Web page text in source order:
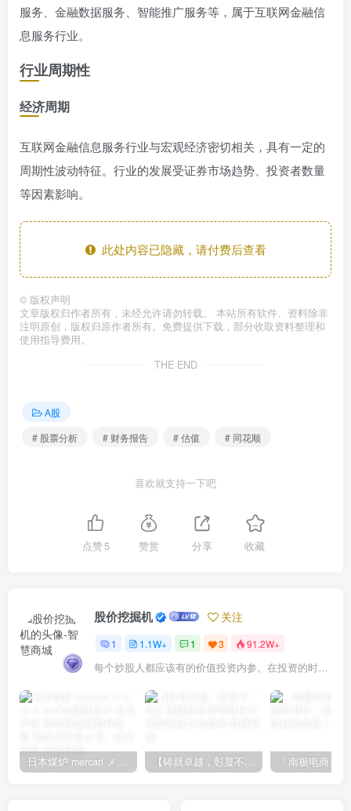
服务、金融数据服务、智能推广服务等，属于互联网金融信
息服务行业。
行业周期性
经济周期
互联网金融信息服务行业与宏观经济密切相关，具有一定的
周期性波动特征。行业的发展受证券市场趋势、投资者数量
等因素影响。
此处内容已隐藏，请付费后查看
© 版权声明
文章版权归作者所有，未经允许请勿转载。 本站所有软件、资料除非
注明原创，版权归原作者所有。免费提供下载，部分收取资料整理和
使用指导费用。
THE END
A股
# 股票分析
# 财务报告 # 估值 # 同花顺
喜欢就支持一下吧
点赞5 赞赏 分享 收藏
股价挖掘机 关注
1 1.1W+ 1 3 91.2W+
每个炒股人都应该有的价值投资内参。在投资的时候，我们把自己看成是企业分析师——而不是市场分析师，也不是宏观经济分析师，更不是证券分析师。
日本煤炉 mercari メルカリ cookie提取技术 安卓 苹果 雷电模拟器都可提取,指纹浏览器上号。技术支持 【铸就卓越，彰显不凡】顶级财富管理机构专属官网设计与咨询